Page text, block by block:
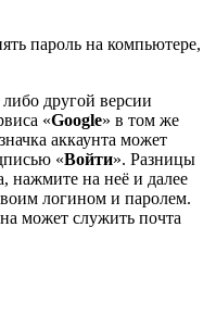
пароль на компьютере,
другой версии
«Google» в том же
аккаунта может
«Войти». Разницы
нажмите на неё и далее
логином и паролем.
может служить почта